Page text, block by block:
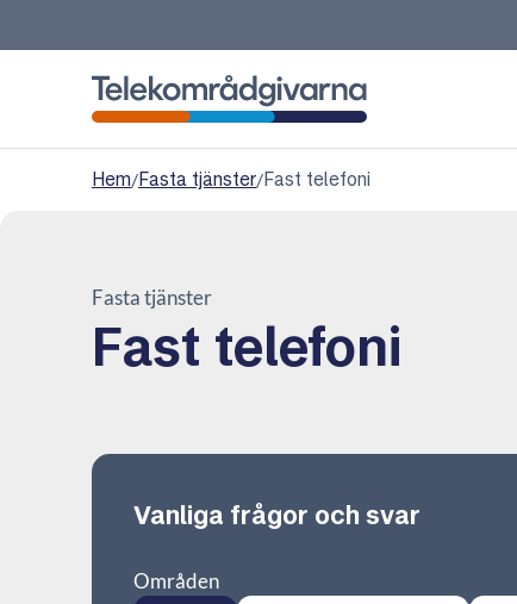
Hem/Fasta tjänster/Fast telefoni
Fasta tjänster
Fast telefoni
Vanliga frågor och svar
Områden